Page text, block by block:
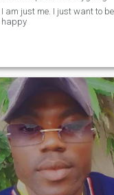
I am just me. I just want to be
happy